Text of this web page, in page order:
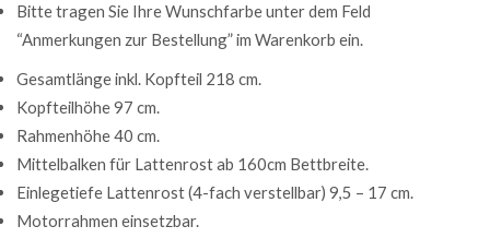
Bitte tragen Sie Ihre Wunschfarbe unter dem Feld
“Anmerkungen zur Bestellung” im Warenkorb ein.
Gesamtlänge inkl. Kopfteil 218 cm.
Kopfteilhöhe 97 cm.
Rahmenhöhe 40 cm.
Mittelbalken für Lattenrost ab 160cm Bettbreite.
Einlegetiefe Lattenrost (4-fach verstellbar) 9,5 – 17 cm.
Motorrahmen einsetzbar.